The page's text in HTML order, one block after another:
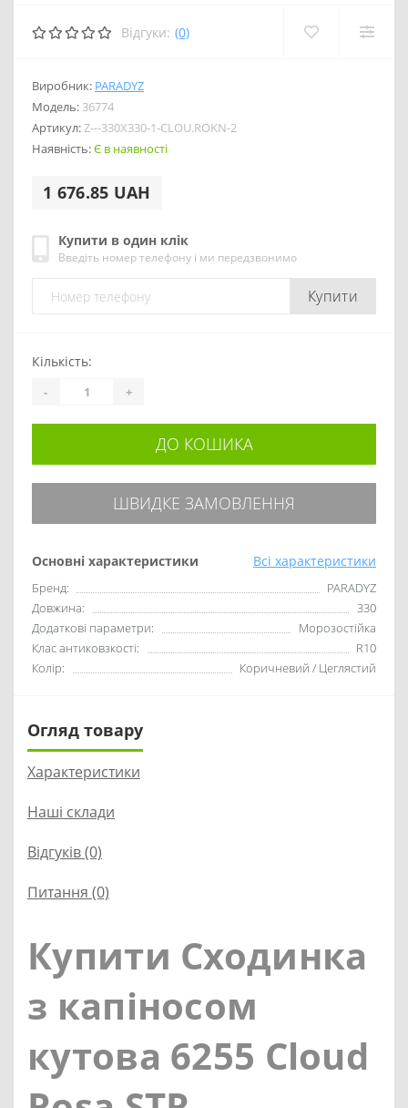
Відгуки: (0)
Виробник: PARADYZ
Модель: 36774
Артикул:Z---330X330-1-CLOU.ROKN-2
Наявність:Є в наявності
1 676.85 UAH
Купити в один клік
Введіть номер телефону і ми передзвонимо
Купити
Основні характеристики Всі характеристики
Бренд:
PARADYZ
Довжина:
330
Додаткові параметри:
Морозостійка
Клас антиковзкості:
R10
Колір:
Коричневий / Цеглястий
Кількість:
- +
ДО КОШИКА
ШВИДКЕ ЗАМОВЛЕННЯ
Огляд товару
Характеристики
Наші склади
Відгуків (0)
Питання (0)
Купити Сходинка
з капіносом
кутова 6255 Cloud